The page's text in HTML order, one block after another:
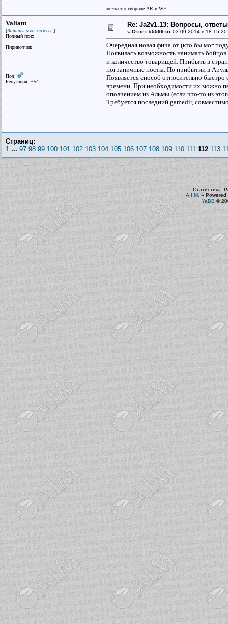
мечтает о гибриде AR и WF
Valiant
[Варианты возможны..]
Полный псих
Пиривоччик
Пол:
Репутация: +54
Re: Ja2v1.13: Вопросы,
« Ответ #5599 от 03.09.2014 в 18:15:20
Очередная новая фича от (кто бы мог
Появилась возможность нанимать
и количество товарищей. Прибыть в
пограничные посты. По прибытии в
Появляется способ относительно
времени. При необходимости их можно
ополчением из Альмы (если что-то из
Требуется последний gamedir,
Страниц:
1 ... 97 98 99 100 101 102 103 104 105 106 107 108 109 110 111 112 113
Статистика.
A.I.M. » Powered
YaBB ©